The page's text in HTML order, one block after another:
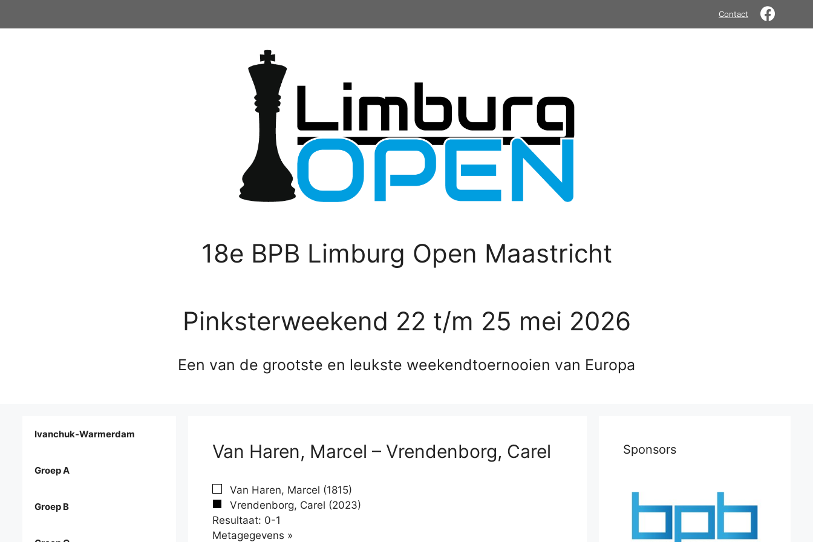
Contact
18e BPB Limburg Open Maastricht
Pinksterweekend 22 t/m 25 mei 2026
Een van de grootste en leukste weekendtoernooien van Europa
Van Haren, Marcel – Vrendenborg, Carel
Van Haren, Marcel (1815)
Vrendenborg, Carel (2023)
Resultaat: 0-1
Metagegevens »
Ivanchuk-Warmerdam
Groep A
Groep B
Sponsors